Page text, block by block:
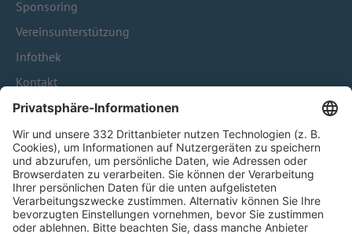
Sponsoring
Vereinsunterstützung
Infothek
Kontakt
HÄUFIG BESUCHTE SEITEN
Pässe und Vereinswechsel
Trainerausbildung
Schulungsangebot Vereinsmitarbeiter